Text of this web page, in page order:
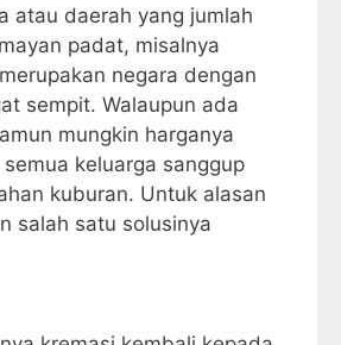
atau daerah yang jumlah
padat, misalnya
negara dengan
sempit. Walaupun ada
mungkin harganya
keluarga sanggup
kuburan. Untuk alasan
salah satu solusinya